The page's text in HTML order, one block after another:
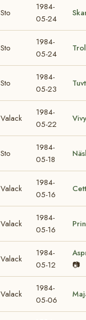
Sto
1984-
05-24
Sto
1984-
05-24
Sto
1984-
05-23
Valack
1984-
05-22
Vivy
Sto
1984-
05-18
Valack
1984-
05-16
Valack
1984-
05-16
Valack
1984-
05-12
📷
Valack
1984-
05-06